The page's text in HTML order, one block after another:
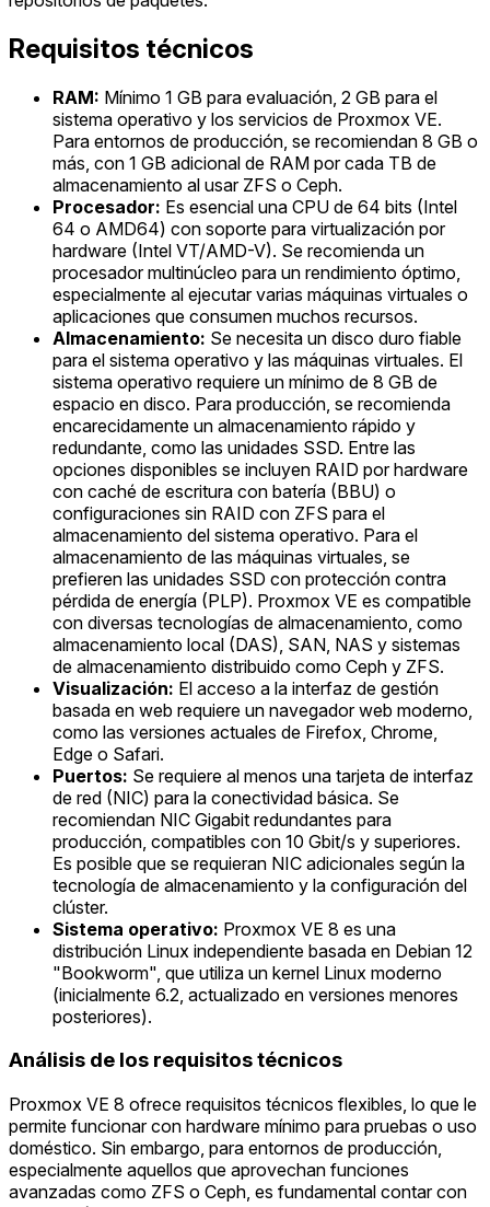
Requisitos técnicos
RAM: Mínimo 1 GB para evaluación, 2 GB para el
sistema operativo y los servicios de Proxmox VE.
Para entornos de producción, se recomiendan 8 GB o
más, con 1 GB adicional de RAM por cada TB de
almacenamiento al usar ZFS o Ceph.
Procesador: Es esencial una CPU de 64 bits (Intel
64 o AMD64) con soporte para virtualización por
hardware (Intel VT/AMD-V). Se recomienda un
procesador multinúcleo para un rendimiento óptimo,
especialmente al ejecutar varias máquinas virtuales o
aplicaciones que consumen muchos recursos.
Almacenamiento: Se necesita un disco duro fiable
para el sistema operativo y las máquinas virtuales. El
sistema operativo requiere un mínimo de 8 GB de
espacio en disco. Para producción, se recomienda
encarecidamente un almacenamiento rápido y
redundante, como las unidades SSD. Entre las
opciones disponibles se incluyen RAID por hardware
con caché de escritura con batería (BBU) o
configuraciones sin RAID con ZFS para el
almacenamiento del sistema operativo. Para el
almacenamiento de las máquinas virtuales, se
prefieren las unidades SSD con protección contra
pérdida de energía (PLP). Proxmox VE es compatible
con diversas tecnologías de almacenamiento, como
almacenamiento local (DAS), SAN, NAS y sistemas
de almacenamiento distribuido como Ceph y ZFS.
Visualización: El acceso a la interfaz de gestión
basada en web requiere un navegador web moderno,
como las versiones actuales de Firefox, Chrome,
Edge o Safari.
Puertos: Se requiere al menos una tarjeta de interfaz
de red (NIC) para la conectividad básica. Se
recomiendan NIC Gigabit redundantes para
producción, compatibles con 10 Gbit/s y superiores.
Es posible que se requieran NIC adicionales según la
tecnología de almacenamiento y la configuración del
clúster.
Sistema operativo: Proxmox VE 8 es una
distribución Linux independiente basada en Debian 12
"Bookworm", que utiliza un kernel Linux moderno
(inicialmente 6.2, actualizado en versiones menores
posteriores).
Análisis de los requisitos técnicos
Proxmox VE 8 ofrece requisitos técnicos flexibles, lo que le
permite funcionar con hardware mínimo para pruebas o uso
doméstico. Sin embargo, para entornos de producción,
especialmente aquellos que aprovechan funciones
avanzadas como ZFS o Ceph, es fundamental contar con